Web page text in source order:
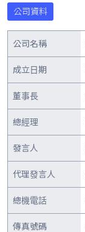
公司資料
公司名稱
成立日期
董事長
總經理
發言人
代理發言人
總機電話
傳真號碼